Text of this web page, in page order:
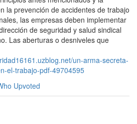
la prevención de accidentes de trabajo
las empresas deben implementar
de seguridad y salud sindical
Las aberturas o desniveles que
un-arma-secreta-
el-trabajo-pdf-49704595
Upvoted